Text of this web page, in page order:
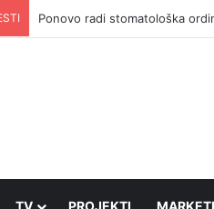
Ponovo radi stomatološka
TV PROJEKTI